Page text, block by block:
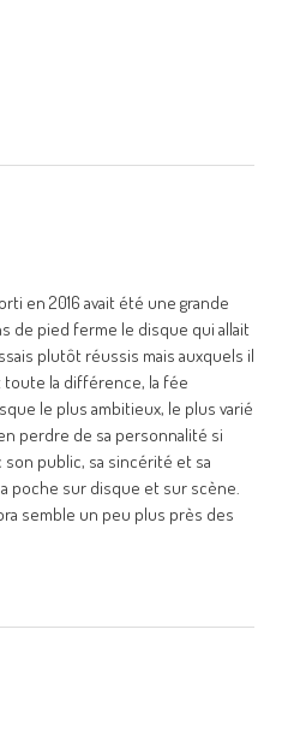
en 2016 avait été une grande
de pied ferme le disque qui allait
plutôt réussis mais auxquels il
la différence, la fée
le plus ambitieux, le plus varié
perdre de sa personnalité si
public, sa sincérité et sa
poche sur disque et sur scène.
semble un peu plus près des